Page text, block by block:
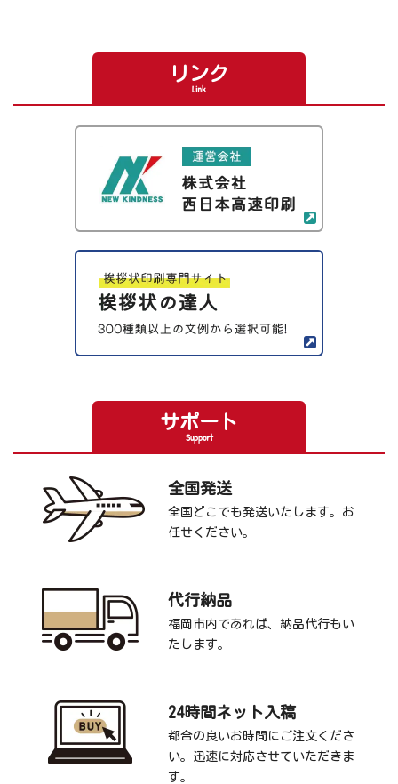
リンク
Link
サポート
Support
全国発送
全国どこでも発送いたします。お
任せください。
代行納品
福岡市内であれば、納品代行もい
たします。
24時間ネット入稿
都合の良いお時間にご注文くださ
い。迅速に対応させていただきま
す。